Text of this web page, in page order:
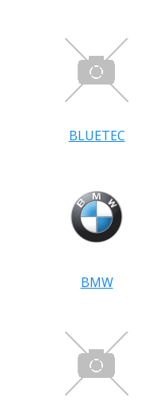
BLUETEC
BMW